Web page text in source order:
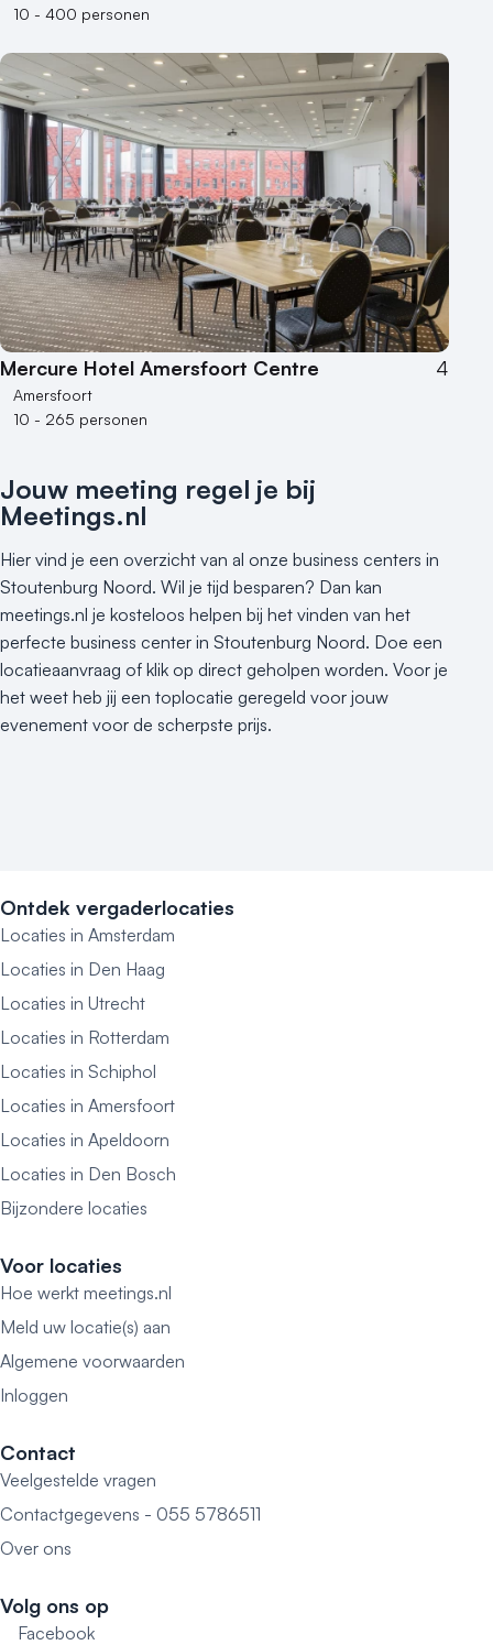
10 - 400 personen
Mercure Hotel Amersfoort Centre 4
Amersfoort
10 - 265 personen
Jouw meeting regel je bij
Meetings.nl
Hier vind je een overzicht van al onze business centers in
Stoutenburg Noord. Wil je tijd besparen? Dan kan
meetings.nl je kosteloos helpen bij het vinden van het
perfecte business center in Stoutenburg Noord. Doe een
locatieaanvraag of klik op direct geholpen worden. Voor je
het weet heb jij een toplocatie geregeld voor jouw
evenement voor de scherpste prijs.
Ontdek vergaderlocaties
Locaties in Amsterdam
Locaties in Den Haag
Locaties in Utrecht
Locaties in Rotterdam
Locaties in Schiphol
Locaties in Amersfoort
Locaties in Apeldoorn
Locaties in Den Bosch
Bijzondere locaties
Voor locaties
Hoe werkt meetings.nl
Meld uw locatie(s) aan
Algemene voorwaarden
Inloggen
Contact
Veelgestelde vragen
Contactgegevens - 055 5786511
Over ons
Volg ons op
Facebook